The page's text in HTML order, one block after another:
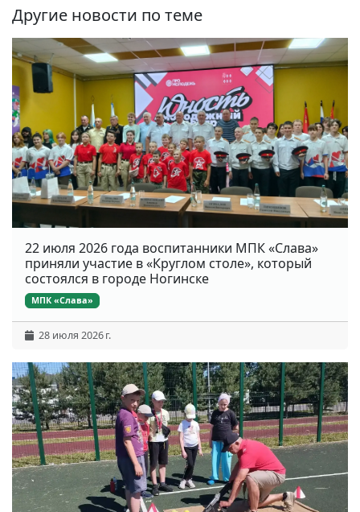
Другие новости по теме
22 июля 2026 года воспитанники МПК «Слава»
приняли участие в «Круглом столе», который
состоялся в городе Ногинске
МПК «Слава»
28 июля 2026 г.